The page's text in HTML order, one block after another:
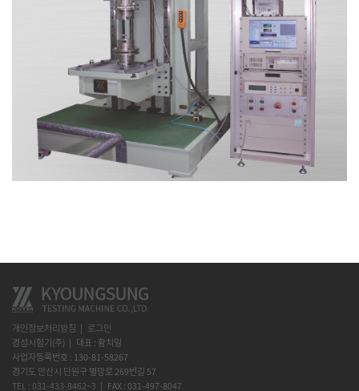
개인정보처리방침
로그인
경성시험기(주)
대표 : 황치일
사업자등록번호 : 130-81-58267
경기도 안산시 단원구 별망로 269번길 57
TEL : 031-433-8462~3
FAX : 031-497-8047